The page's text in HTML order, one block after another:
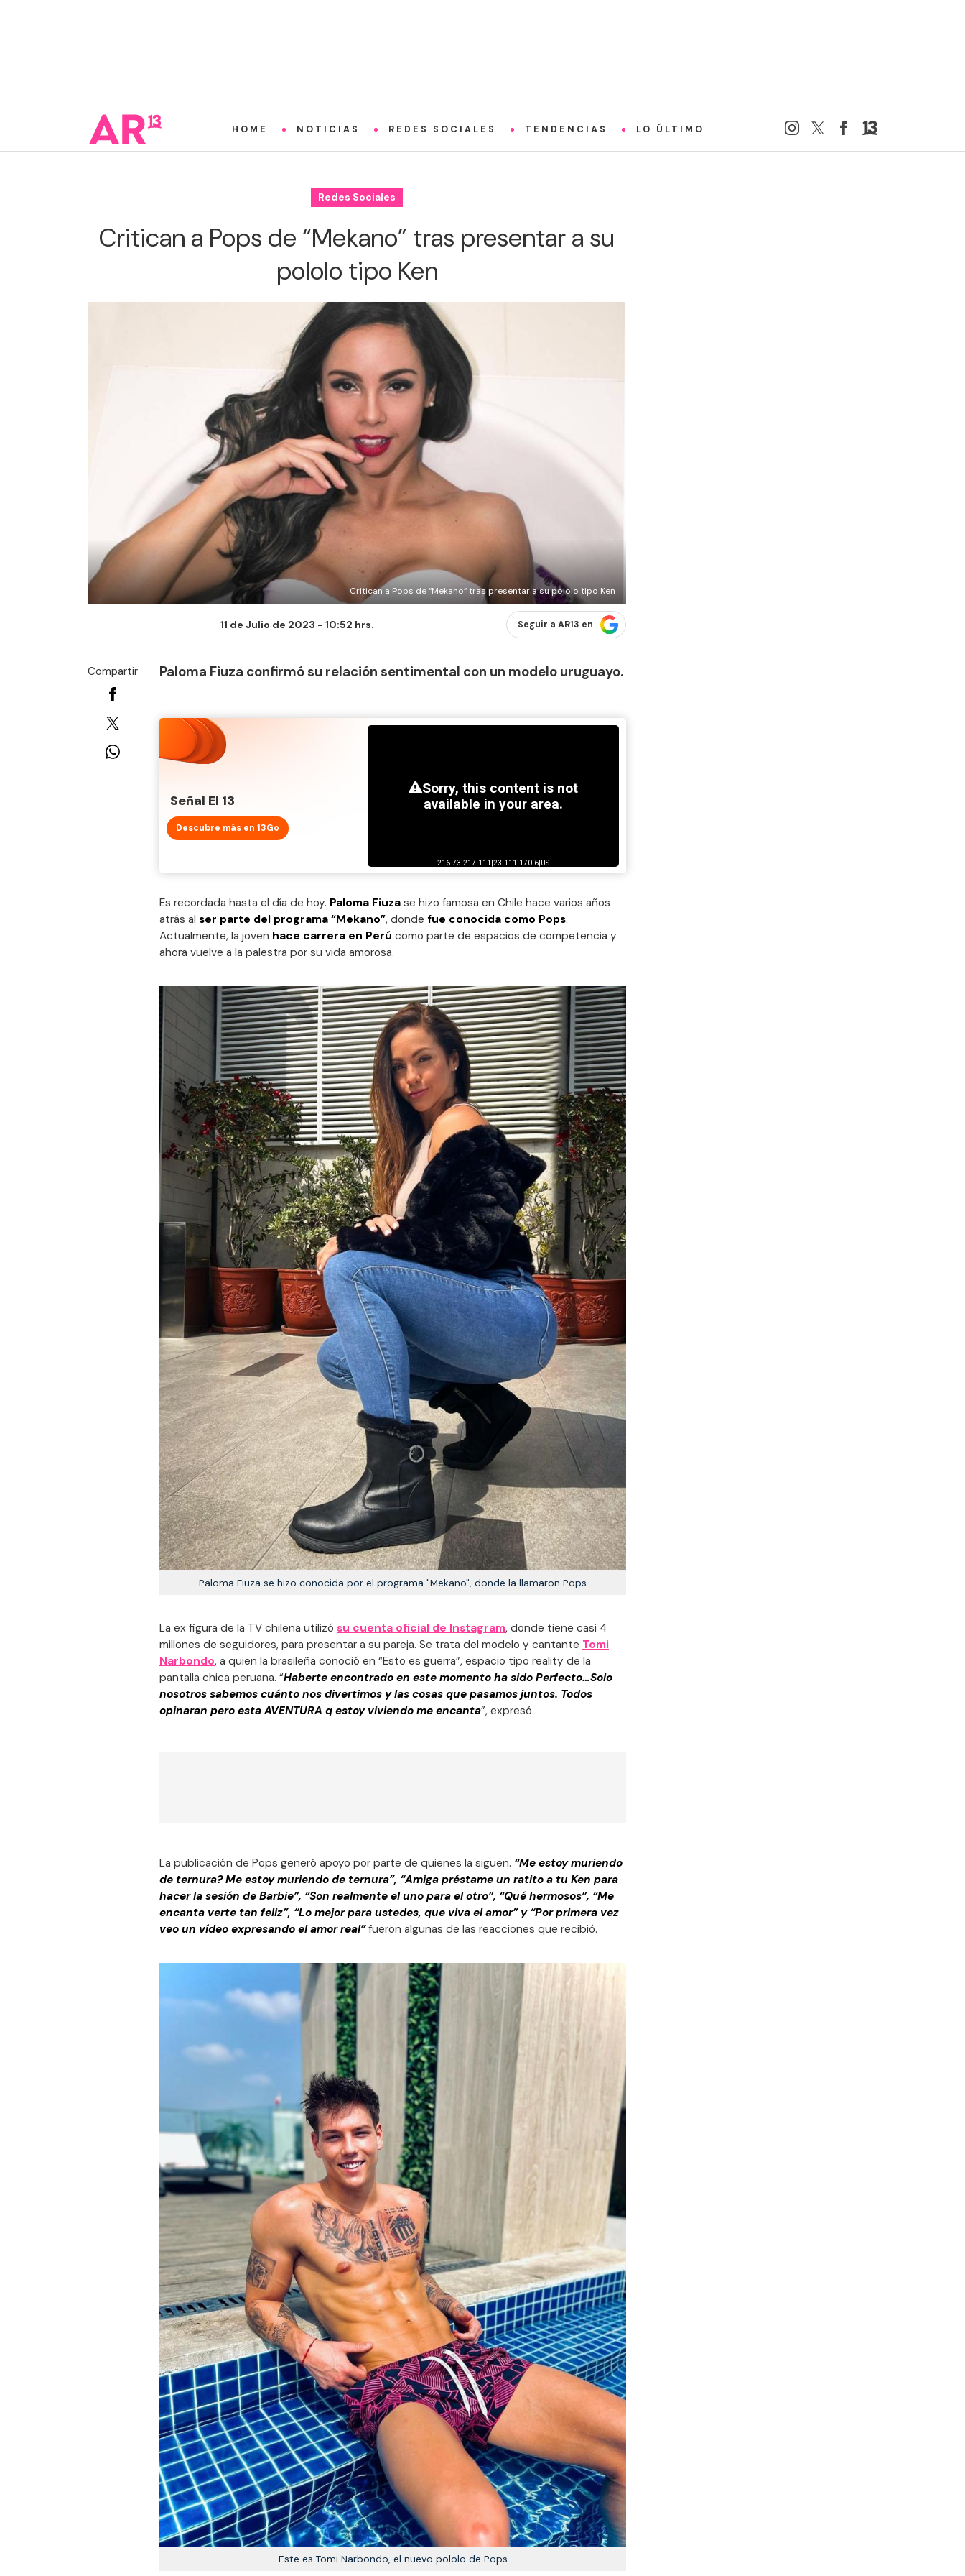
HOME NOTICIAS REDES SOCIALES TENDENCIAS LO ÚLTIMO
Redes Sociales
Critican a Pops de “Mekano” tras presentar a su
pololo tipo Ken
Critican a Pops de “Mekano” tras presentar a su pololo tipo Ken
11 de Julio de 2023 - 10:52 hrs. Seguir a AR13 en
Compartir Paloma Fiuza confirmó su relación sentimental con un modelo uruguayo.
Señal El 13
Descubre más en 13Go
Es recordada hasta el día de hoy. Paloma Fiuza se hizo famosa en Chile hace varios años
atrás al ser parte del programa “Mekano”, donde fue conocida como Pops.
Actualmente, la joven hace carrera en Perú como parte de espacios de competencia y
ahora vuelve a la palestra por su vida amorosa.
Paloma Fiuza se hizo conocida por el programa "Mekano", donde la llamaron Pops
La ex figura de la TV chilena utilizó su cuenta oficial de Instagram, donde tiene casi 4
millones de seguidores, para presentar a su pareja. Se trata del modelo y cantante Tomi
Narbondo, a quien la brasileña conoció en “Esto es guerra”, espacio tipo reality de la
pantalla chica peruana. “Haberte encontrado en este momento ha sido Perfecto…Solo
nosotros sabemos cuánto nos divertimos y las cosas que pasamos juntos. Todos
opinaran pero esta AVENTURA q estoy viviendo me encanta”, expresó.
La publicación de Pops generó apoyo por parte de quienes la siguen. “Me estoy muriendo
de ternura? Me estoy muriendo de ternura”, “Amiga préstame un ratito a tu Ken para
hacer la sesión de Barbie”, “Son realmente el uno para el otro”, “Qué hermosos”, “Me
encanta verte tan feliz”, “Lo mejor para ustedes, que viva el amor” y “Por primera vez
veo un vídeo expresando el amor real”fueron algunas de las reacciones que recibió.
Este es Tomi Narbondo, el nuevo pololo de Pops